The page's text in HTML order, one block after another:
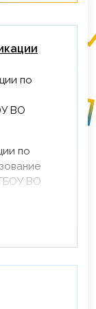
по
ВО
по
ВО